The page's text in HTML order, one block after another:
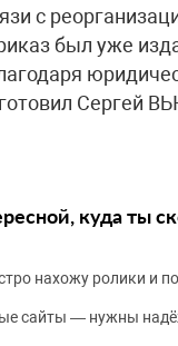
с
был уже
Сергей
куда ты
нахожу ролики и
сайты — нужны